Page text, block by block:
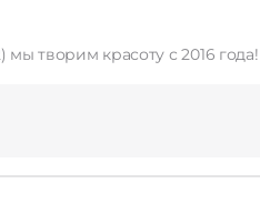
профессиональное наращивание